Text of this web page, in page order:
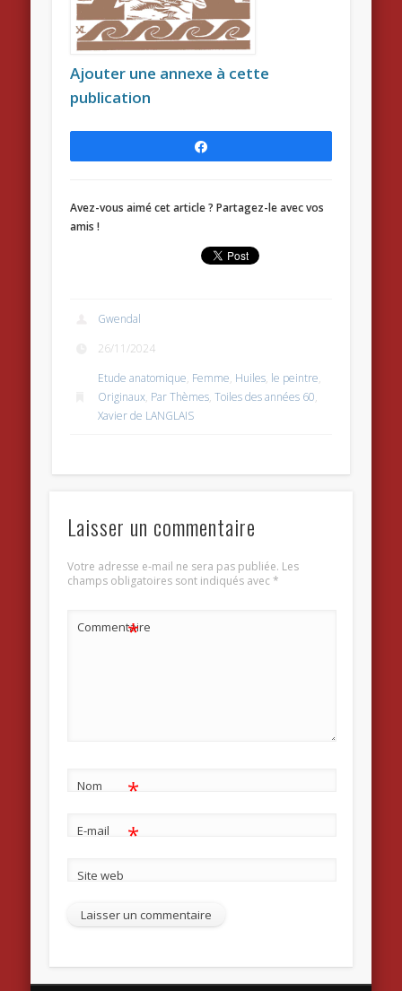
Ajouter une annexe à cette
publication
Avez-vous aimé cet article ? Partagez-le avec vos
amis !
Gwendal
26/11/2024
Etude anatomique, Femme, Huiles, le peintre,
Originaux, Par Thèmes,Toiles des années 60,
Xavier de LANGLAIS
Laisser un commentaire
Votre adresse e-mail ne sera pas publiée. Les
champs obligatoires sont indiqués avec*
Commentaire
*
Nom *
E-mail *
Site web